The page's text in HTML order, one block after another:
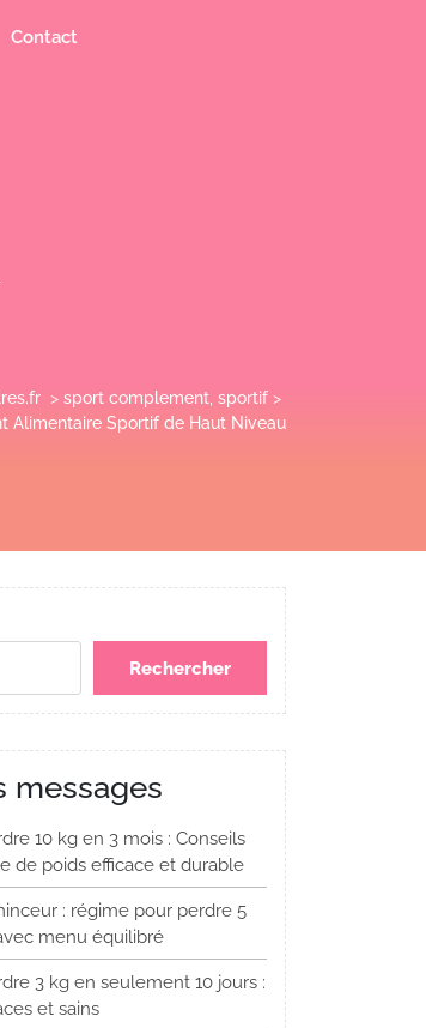
Contact
> sport complement sportif >
Alimentaire Sportif de Haut Niveau
Rechercher
messages
10 kg en 3 mois : Conseils
de poids efficace et durable
: régime pour perdre 5
menu équilibré
3 kg en seulement 10 jours :
et sains